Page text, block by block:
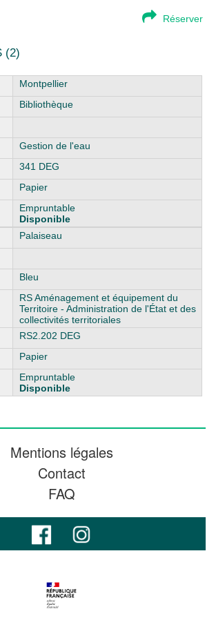
Réserver
(2)
Montpellier
Bibliothèque
Gestion de l'eau
341 DEG
Papier
Empruntable
Disponible
Palaiseau
Bleu
RS Aménagement et équipement du
Territoire - Administration de l'État et des
collectivités territoriales
RS2.202 DEG
Papier
Empruntable
Disponible
Mentions légales
Contact
FAQ